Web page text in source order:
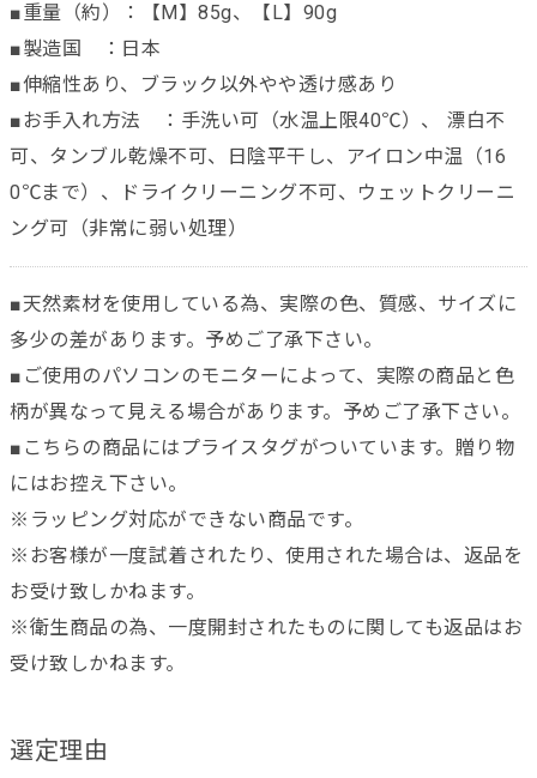
■重量（約）：【M】85g、【L】90g
■製造国 ：日本
■伸縮性あり、ブラック以外やや透け感あり
■お手入れ方法 ：手洗い可（水温上限40℃）、 漂白不
可、タンブル乾燥不可、日陰平干し、アイロン中温（16
0℃まで）、ドライクリーニング不可、ウェットクリーニ
ング可（非常に弱い処理）
■天然素材を使用している為、実際の色、質感、サイズに
多少の差があります。予めご了承下さい。
■ご使用のパソコンのモニターによって、実際の商品と色
柄が異なって見える場合があります。予めご了承下さい。
■こちらの商品にはプライスタグがついています。贈り物
にはお控え下さい。
※ラッピング対応ができない商品です。
※お客様が一度試着されたり、使用された場合は、返品を
お受け致しかねます。
※衛生商品の為、一度開封されたものに関しても返品はお
受け致しかねます。
選定理由